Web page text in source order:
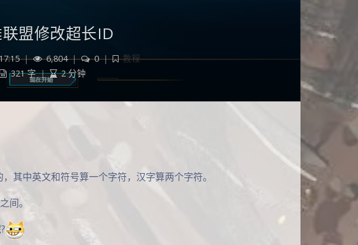
盟修改超长ID
| 6,804 | 0 |
教程
321 字 | 2 分钟
其中英文和符号算一个字符，汉字算两个字符。
间。